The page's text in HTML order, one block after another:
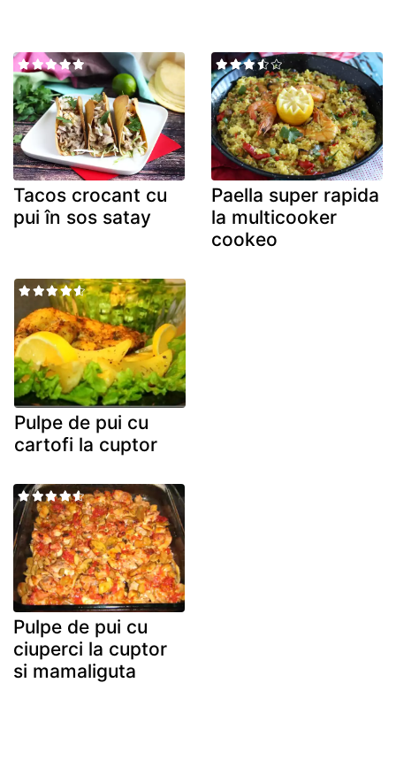
Tacos crocant cu
pui în sos satay
Paella super rapida
la multicooker
cookeo
Pulpe de pui cu
cartofi la cuptor
Pulpe de pui cu
ciuperci la cuptor
si mamaliguta